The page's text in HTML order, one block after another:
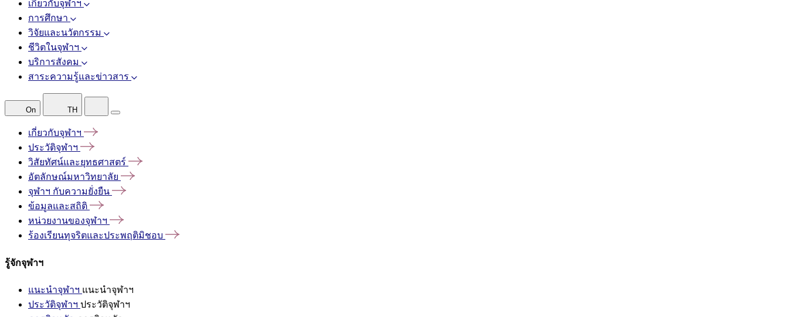
เกี่ยวกับจุฬาฯ
การศึกษา
วิจัยและนวัตกรรม
ชีวิตในจุฬาฯ
บริการสังคม
สาระความรู้และข่าวสาร
On TH
เกี่ยวกับจุฬาฯ
ประวัติจุฬาฯ
วิสัยทัศน์และยุทธศาสตร์
อัตลักษณ์มหาวิทยาลัย
จุฬาฯ กับความยั่งยืน
ข้อมูลและสถิติ
หน่วยงานของจุฬาฯ
ร้องเรียนทุจริตและประพฤติมิชอบ
รู้จักจุฬาฯ
แนะนำจุฬาฯ แนะนำจุฬาฯ
ประวัติจุฬาฯ ประวัติจุฬาฯ